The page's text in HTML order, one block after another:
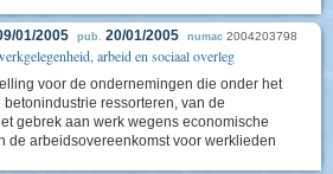
01/2005 pub. 20/01/2005 numac 2004203798
arbeid en sociaal overleg
voor de ondernemingen die onder het
ressorteren, van de
gebrek aan werk wegens economische
de arbeidsovereenkomst voor werklieden